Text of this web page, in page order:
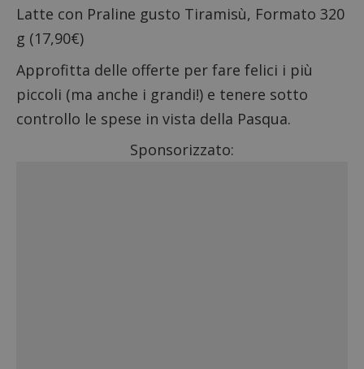
Latte con Praline gusto Tiramisù, Formato 320
g (17,90€)
Approfitta delle offerte per fare felici i più
piccoli (ma anche i grandi!) e tenere sotto
controllo le spese in vista della Pasqua.
Sponsorizzato: